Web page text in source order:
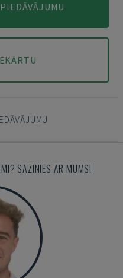
SAZINIES AR MUMS!